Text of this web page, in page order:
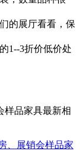
的展厅看看，保
1--3折价低价处
样品家具最新相
、展销会样品家